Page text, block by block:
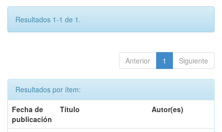
Resultados 1-1 de 1.
Anterior 1 Siguiente
Resultados por ítem:
Fecha de
publicación
Título Autor(es)